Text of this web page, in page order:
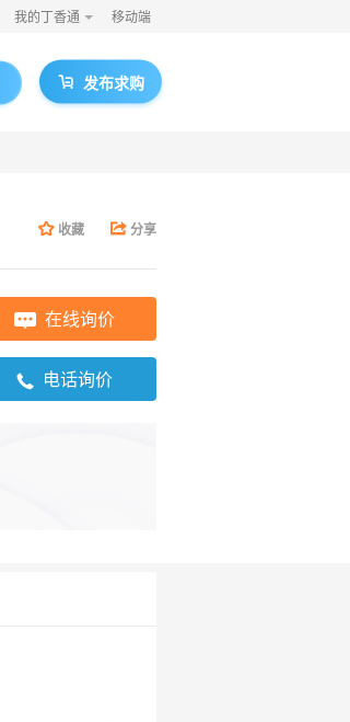
我的丁香通 移动端
发布求购
收藏 分享
在线询价
电话询价